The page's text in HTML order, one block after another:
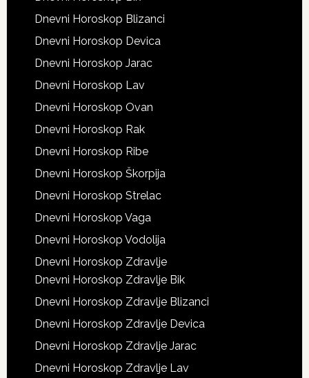
Dnevni Horoskop Blizanci
Dnevni Horoskop Devica
Dnevni Horoskop Jarac
Dnevni Horoskop Lav
Dnevni Horoskop Ovan
Dnevni Horoskop Rak
Dnevni Horoskop Ribe
Dnevni Horoskop Škorpija
Dnevni Horoskop Strelac
Dnevni Horoskop Vaga
Dnevni Horoskop Vodolija
Dnevni Horoskop Zdravlje
Dnevni Horoskop Zdravlje Bik
Dnevni Horoskop Zdravlje Blizanci
Dnevni Horoskop Zdravlje Devica
Dnevni Horoskop Zdravlje Jarac
Dnevni Horoskop Zdravlje Lav